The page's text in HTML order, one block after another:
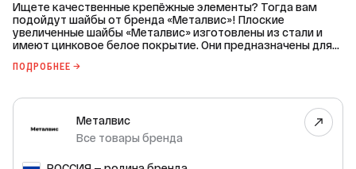
Ищете качественные крепёжные элементы? Тогда вам
подойдут шайбы от бренда «Металвис»! Плоские
увеличенные шайбы «Металвис» изготовлены из стали и
имеют цинковое белое покрытие. Они предназначены для
распределение нагрузки на поверхность. Выбирайте
помогут обеспечить долговечность и безопасность
вашего проекта!
ПОДРОБНЕЕ →
Металвис
Все товары бренда